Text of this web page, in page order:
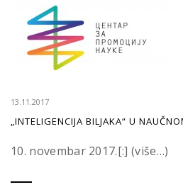
13.11.2017
„INTELIGENCIJA BILJAKA“ U
10. novembar 2017.[:] (više…)